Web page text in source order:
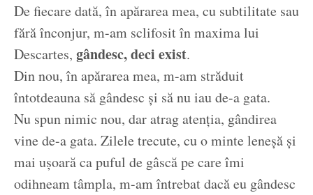
De fiecare dată, în apărarea mea, cu subtilitate sau
fără înconjur, m-am sclifosit în maxima lui
Descartes, gândesc, deci exist.
Din nou, în apărarea mea, m-am străduit
întotdeauna să gândesc și să nu iau de-a gata.
Nu spun nimic nou, dar atrag atenția, gândirea
vine de-a gata. Zilele trecute, cu o minte leneșă și
mai ușoară ca puful de gâscă pe care îmi
odihneam tâmpla, m-am întrebat dacă eu gândesc